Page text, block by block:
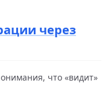
через
что «видит»